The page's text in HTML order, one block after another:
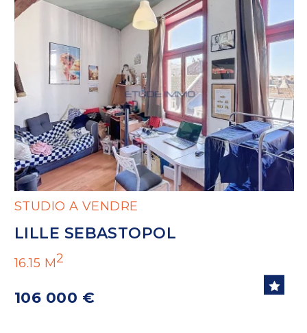
106 000 €
STUDIO A VENDRE
LILLE SEBASTOPOL
16.15 M2